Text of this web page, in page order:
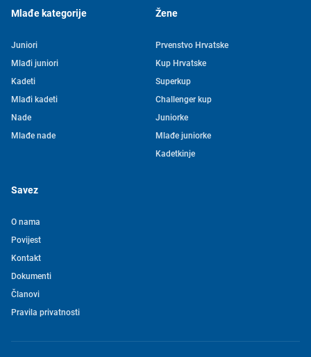
Mlađe kategorije
Juniori
Mlađi juniori
Kadeti
Mlađi kadeti
Nade
Mlađe nade
Žene
Prvenstvo Hrvatske
Kup Hrvatske
Superkup
Challenger kup
Juniorke
Mlađe juniorke
Kadetkinje
Savez
O nama
Povijest
Kontakt
Dokumenti
Članovi
Pravila privatnosti